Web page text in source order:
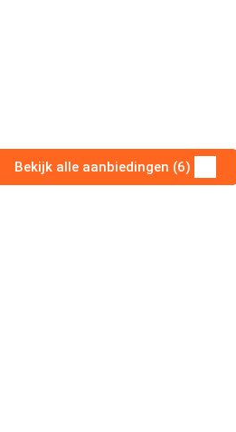
Bekijk alle aanbiedingen (6)